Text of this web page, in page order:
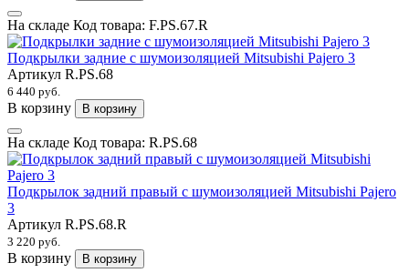
На складе Код товара: F.PS.67.R
Подкрылки задние с шумоизоляцией Mitsubishi Pajero 3
Артикул R.PS.68
6 440 руб.
В корзину В корзину
На складе Код товара: R.PS.68
Подкрылок задний правый с шумоизоляцией Mitsubishi Pajero
3
Артикул R.PS.68.R
3 220 руб.
В корзину В корзину